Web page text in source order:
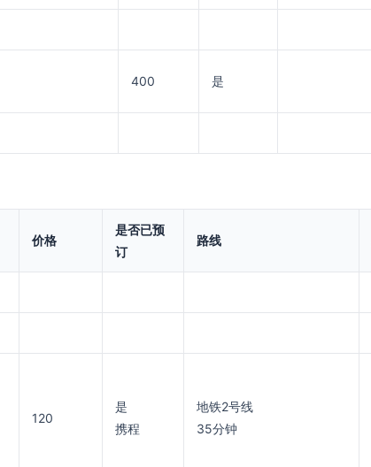
400 是
价格
是否已预
订
路线
120
是
携程
地铁2号线
35分钟